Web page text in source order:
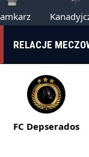
RELACJE
FC Depserados